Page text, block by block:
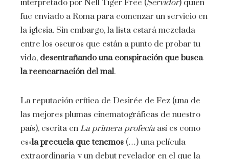
interpretado por Nell Tiger Free (Servidor) quien
fue enviado a Roma para comenzar un servicio en
la iglesia. Sin embargo, la lista estará mezclada
entre los oscuros que están a punto de probar tu
vida, desentrañando una conspiración que busca
la reencarnación del mal.
La reputación crítica de Desirée de Fez (una de
las mejores plumas cinematográficas de nuestro
país), escrita en La primera profecía así es como
es»la precuela que tenemos (…) una película
extraordinaria y un debut revelador en el que la